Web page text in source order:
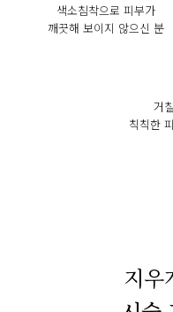
색소침착으로 피부가
깨끗해 보이지 않으신 분
거
칙칙한
지우